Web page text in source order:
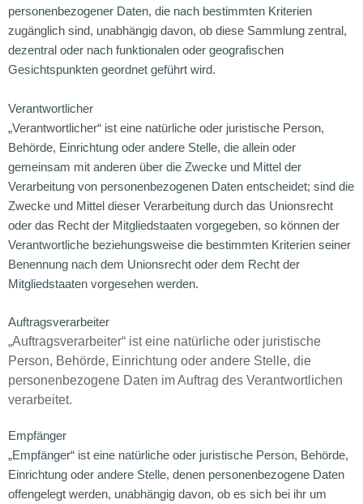
personenbezogener Daten, die nach bestimmten Kriterien
zugänglich sind, unabhängig davon, ob diese Sammlung zentral,
dezentral oder nach funktionalen oder geografischen
Gesichtspunkten geordnet geführt wird.
Verantwortlicher
„Verantwortlicher“ ist eine natürliche oder juristische Person,
Behörde, Einrichtung oder andere Stelle, die allein oder
gemeinsam mit anderen über die Zwecke und Mittel der
Verarbeitung von personenbezogenen Daten entscheidet; sind die
Zwecke und Mittel dieser Verarbeitung durch das Unionsrecht
oder das Recht der Mitgliedstaaten vorgegeben, so können der
Verantwortliche beziehungsweise die bestimmten Kriterien seiner
Benennung nach dem Unionsrecht oder dem Recht der
Mitgliedstaaten vorgesehen werden.
Auftragsverarbeiter
„Auftragsverarbeiter“ ist eine natürliche oder juristische
Person, Behörde, Einrichtung oder andere Stelle, die
personenbezogene Daten im Auftrag des Verantwortlichen
verarbeitet.
Empfänger
„Empfänger“ ist eine natürliche oder juristische Person, Behörde,
Einrichtung oder andere Stelle, denen personenbezogene Daten
offengelegt werden, unabhängig davon, ob es sich bei ihr um